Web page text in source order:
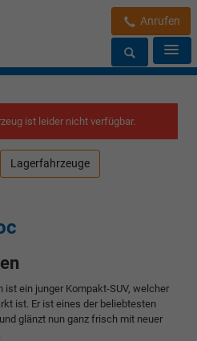
Anrufen
ist leider nicht verfügbar.
Lagerfahrzeuge
ist ein junger Kompakt-SUV, welcher
ist. Er ist eines der beliebtesten
glänzt nun ganz frisch mit neuer